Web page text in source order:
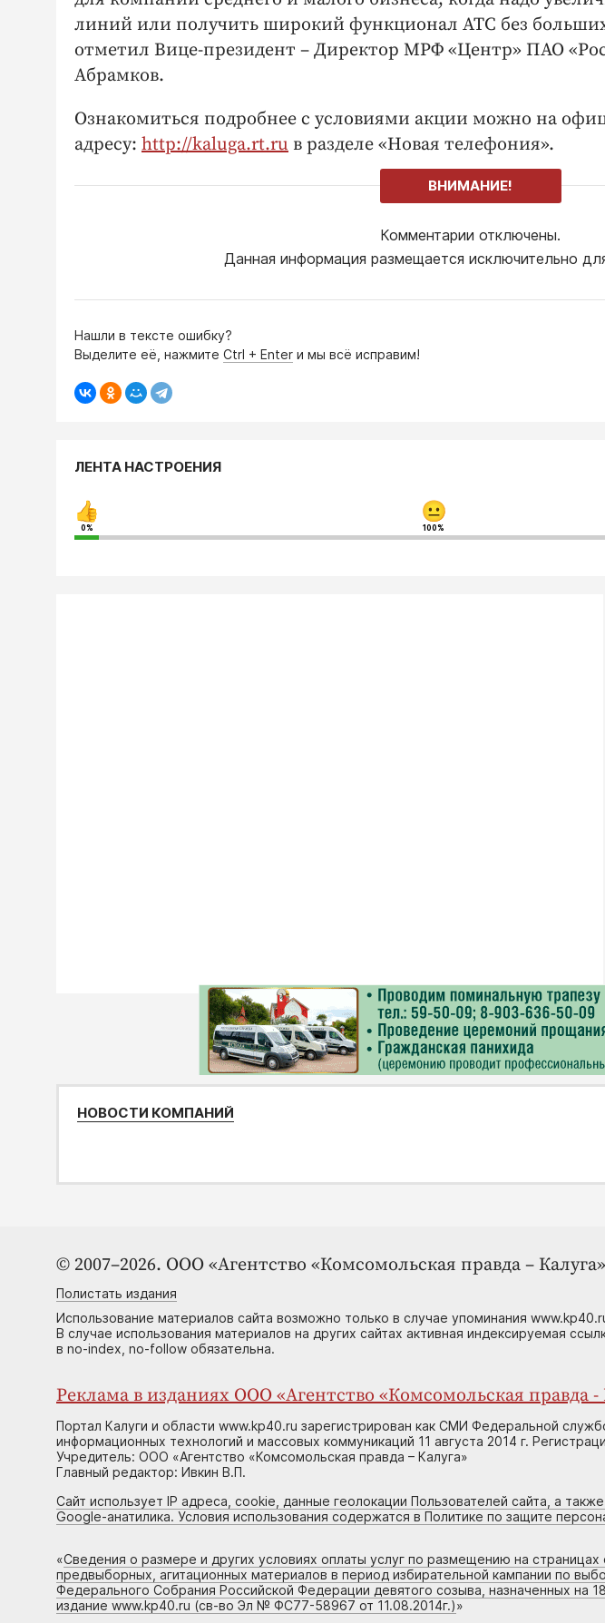
линий или получить широкий функционал АТС без
отметил Вице-президент – Директор МРФ «Центр» ПАО
Абрамков.
Ознакомиться подробнее с условиями акции можно на
адресу: http://kaluga.rt.ru в разделе «Новая телефония».
ВНИМАНИЕ!
Комментарии отключены.
Данная информация размещается исключительно
Нашли в тексте ошибку?
Выделите её, нажмите Ctrl + Enter и мы всё исправим!
ЛЕНТА НАСТРОЕНИЯ
0% 100%
НОВОСТИ КОМПАНИЙ
© 2007–2026. ООО «Агентство «Комсомольская правда – Калуга»
Полистать издания
Использование материалов сайта возможно только в случае упоминания
В случае использования материалов на других сайтах активная индексируемая
в no-index, no-follow обязательна.
Реклама в изданиях ООО «Агентство «Комсомольская правда -
Портал Калуги и области www.kp40.ru зарегистрирован как СМИ Федеральной
информационных технологий и массовых коммуникаций 11 августа 2014 г.
Учредитель: ООО «Агентство «Комсомольская правда – Калуга»
Главный редактор: Ивкин В.П.
Сайт использует IP адреса, cookie, данные геолокации Пользователей сайта, а
Google-анатилика. Условия использования содержатся в Политике по защите
«Сведения о размере и других условиях оплаты услуг по размещению на
предвыборных, агитационных материалов в период избирательной кампании по
Федерального Собрания Российской Федерации девятого созыва, назначенных на
издание www.kp40.ru (св-во Эл № ФС77-58967 от 11.08.2014г.)»